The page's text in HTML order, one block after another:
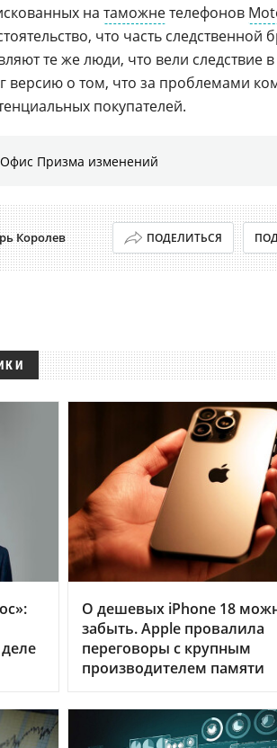
на таможнетелефонов
что часть
те же люди, что вели следствие
версию о том, что за проблемами
покупателей.
Призма изменений
Королев ПОДЕЛИТЬСЯ
О дешевых iPhone 18
забыть. Apple провалила
переговоры с крупным
производителем памяти